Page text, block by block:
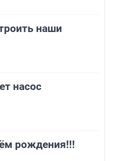
наши
насос
рождения!!!